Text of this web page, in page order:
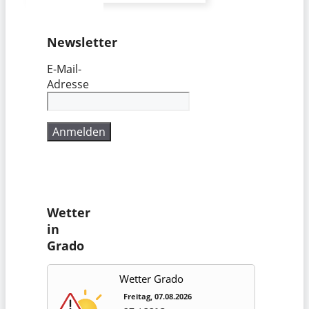
Newsletter
E-Mail-
Adresse
Wetter
in
Grado
Wetter Grado
Freitag, 07.08.2026